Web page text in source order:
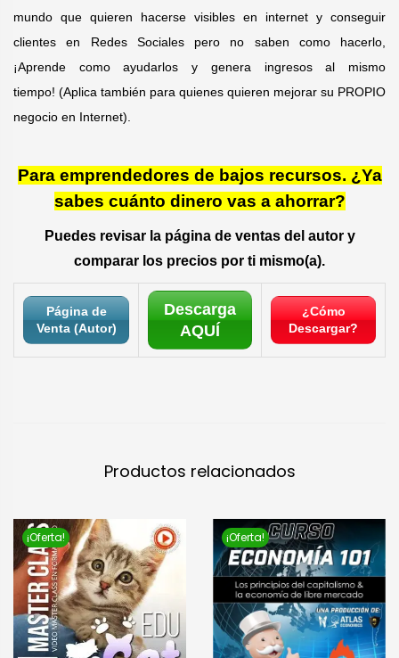
mundo que quieren hacerse visibles en internet y conseguir
clientes en Redes Sociales pero no saben como hacerlo,
¡Aprende como ayudarlos y genera ingresos al mismo
tiempo! (Aplica también para quienes quieren mejorar su PROPIO
negocio en Internet).
Para emprendedores de bajos recursos. ¿Ya
sabes cuánto dinero vas a ahorrar?
Puedes revisar la página de ventas del autor y
comparar los precios por ti mismo(a).
Página de
Venta (Autor)
Descarga
AQUÍ
¿Cómo
Descargar?
Productos relacionados
¡Oferta! ¡Oferta!